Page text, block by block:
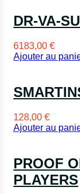
DR-VA-
6183,00 €
Ajouter au
128,00 €
Ajouter au
PROOF
PLAYERS